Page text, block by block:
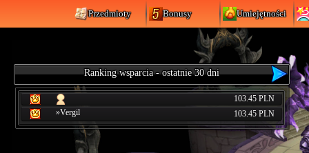
Przedmioty Bonusy Umiejętności
Ranking wsparcia - ostatnie 30 dni
103.45 PLN
»Vergil
103.45 PLN